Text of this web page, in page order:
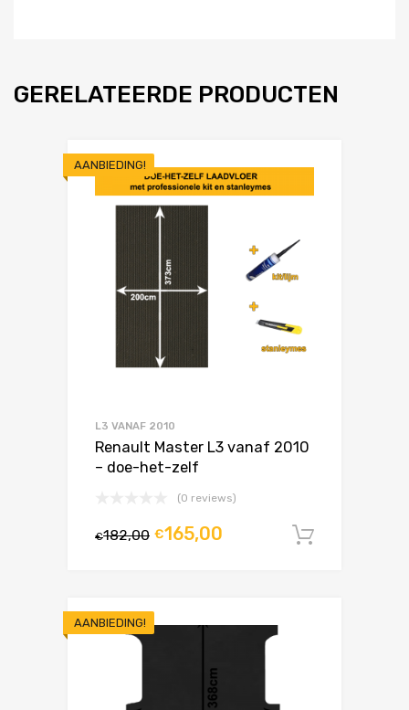
GERELATEERDE PRODUCTEN
AANBIEDING!
L3 VANAF 2010
Renault Master L3 vanaf 2010
– doe-het-zelf
(0 reviews)
€182,00 €165,00
AANBIEDING!